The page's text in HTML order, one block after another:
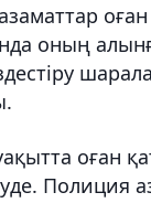
оның
оған
Полиция